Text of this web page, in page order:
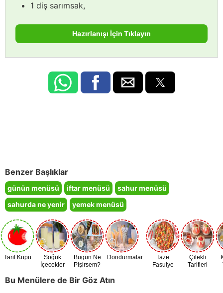
1 diş sarımsak,
Hazırlanışı İçin Tıklayın
Benzer Başlıklar
günün menüsü iftar menüsü
sahur menüsü
sahurda ne yenir
yemek menüsü
Tarif Küpü
Soğuk
İçecekler
Bugün Ne
Pişirsem?
Dondurmalar
Taze
Fasulye
Çilekli
Tarifleri
Bu Menülere de Bir Göz Atın